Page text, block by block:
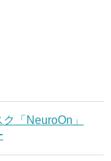
「NeuroOn」